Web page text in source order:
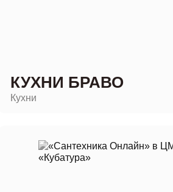
КУХНИ БРАВО
Кухни